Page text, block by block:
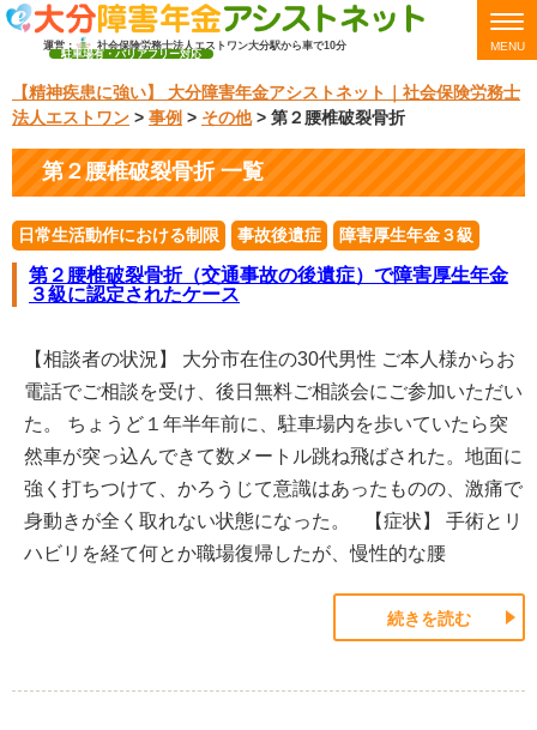
運営： 社会保険労務士法人エストワン大分駅から車で10分
駐車場有・バリアフリー対応
MENU
【精神疾患に強い】 大分障害年金アシストネット｜社会保険労務士
法人エストワン > 事例 > その他> 第２腰椎破裂骨折
第２腰椎破裂骨折 一覧
日常生活動作における制限 事故後遺症 障害厚生年金３級
第２腰椎破裂骨折（交通事故の後遺症）で障害厚生年金
３級に認定されたケース
【相談者の状況】 大分市在住の30代男性 ご本人様からお
電話でご相談を受け、後日無料ご相談会にご参加いただい
た。 ちょうど１年半年前に、駐車場内を歩いていたら突
然車が突っ込んできて数メートル跳ね飛ばされた。地面に
強く打ちつけて、かろうじて意識はあったものの、激痛で
身動きが全く取れない状態になった。 【症状】 手術とリ
ハビリを経て何とか職場復帰したが、慢性的な腰
続きを読む